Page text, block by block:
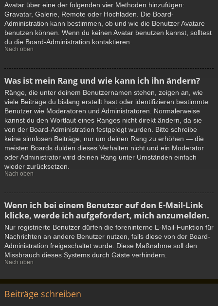
Avatar über eine der folgenden vier Methoden hinzufügen:
Gravatar, Galerie, Remote oder Hochladen. Die Board-
Administration kann bestimmen, ob und wie die Benutzer Avatare
benutzen können. Wenn du keinen Avatar benutzen kannst, solltest
du die Board-Administration kontaktieren.
Nach oben
Was ist mein Rang und wie kann ich ihn ändern?
Ränge, die unter deinem Benutzernamen stehen, zeigen an, wie
viele Beiträge du bislang erstellt hast oder identifizieren bestimmte
Benutzer wie Moderatoren und Administratoren. Normalerweise
kannst du den Wortlaut eines Ranges nicht direkt ändern, da sie
von der Board-Administration festgelegt wurden. Bitte schreibe
keine sinnlosen Beiträge, nur um deinen Rang zu erhöhen — die
meisten Boards dulden dieses Verhalten nicht und ein Moderator
oder Administrator wird deinen Rang unter Umständen einfach
wieder zurücksetzen.
Nach oben
Wenn ich bei einem Benutzer auf den E-Mail-Link
klicke, werde ich aufgefordert, mich anzumelden.
Nur registrierte Benutzer dürfen die foreninterne E-Mail-Funktion für
Nachrichten an andere Benutzer nutzen, falls diese von der Board-
Administration freigeschaltet wurde. Diese Maßnahme soll den
Missbrauch dieses Systems durch Gäste verhindern.
Nach oben
Beiträge schreiben